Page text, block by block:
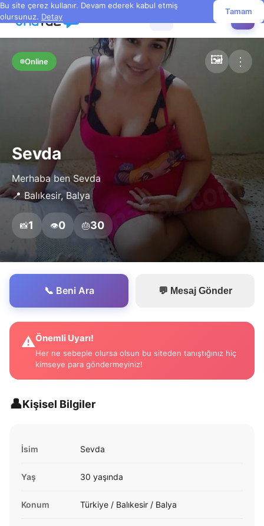
Bu site çerez kullanır. Devam ederek kabul etmiş
olursunuz. Detay
Tamam
Online 🖼️ ⋮
Sevda
Merhaba ben Sevda
📍 Balıkesir, Balya
📸1 👁️0 🎂30
📞 Beni Ara 💬 Mesaj Gönder
⚠️Önemli Uyarı!
Her ne sebeple olursa olsun bu siteden tanıştığınız hiç
kimseye para göndermeyiniz!
👤Kişisel Bilgiler
İsim Sevda
Yaş 30 yaşında
Konum Türkiye / Balıkesir / Balya